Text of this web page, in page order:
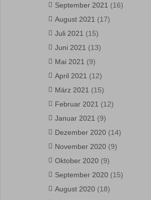
September 2021 (16)
August 2021 (17)
Juli 2021 (15)
Juni 2021 (13)
Mai 2021 (9)
April 2021 (12)
März 2021 (15)
Februar 2021 (12)
Januar 2021 (9)
Dezember 2020 (14)
November 2020 (9)
Oktober 2020 (9)
September 2020 (15)
August 2020 (18)